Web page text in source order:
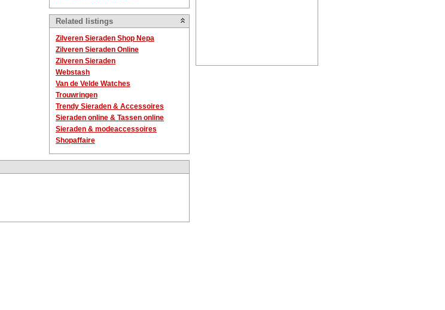
Related listings
Zilveren Sieraden Shop Nepa
Zilveren Sieraden Online
Zilveren Sieraden
Webstash
Van de Velde Watches
Trouwringen
Trendy Sieraden & Accessoires
Sieraden online & Tassen online
Sieraden & modeaccessoires
Shopaffaire